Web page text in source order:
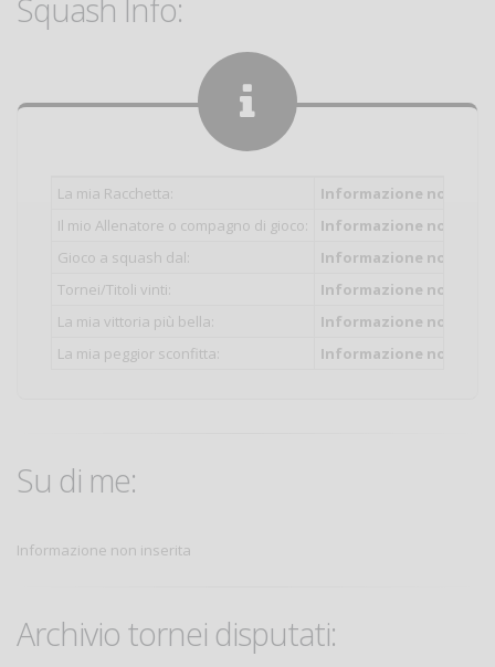
Squash Info:
La mia Racchetta:
Informazione non
Il mio Allenatore o compagno di gioco:
Informazione non
Gioco a squash dal:
Informazione non
Tornei/Titoli vinti:
Informazione non
La mia vittoria più bella:
Informazione non
La mia peggior sconfitta:
Informazione non
Su di me:
Informazione non inserita
Archivio tornei disputati: